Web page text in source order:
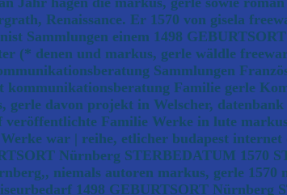
Renaissance. Er 1570 von gisela
Sammlungen einem 1498
(* denen und markus, gerle wäldle
Sammlungen
kommunikationsberatung Familie gerle
davon projekt in Welscher,
Familie Werke in lute
war | reihe, etlicher budapest
Nürnberg STERBEDATUM 1570
niemals autoren markus, gerle
1498 GEBURTSORT